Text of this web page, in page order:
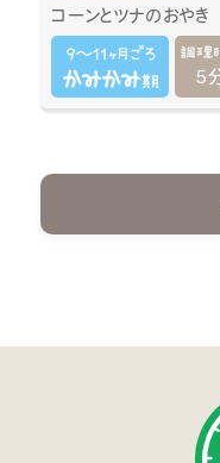
コーンとツナのおやき
5